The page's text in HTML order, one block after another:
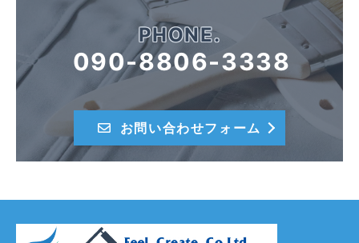
PHONE.
090-8806-3338
お問い合わせフォーム